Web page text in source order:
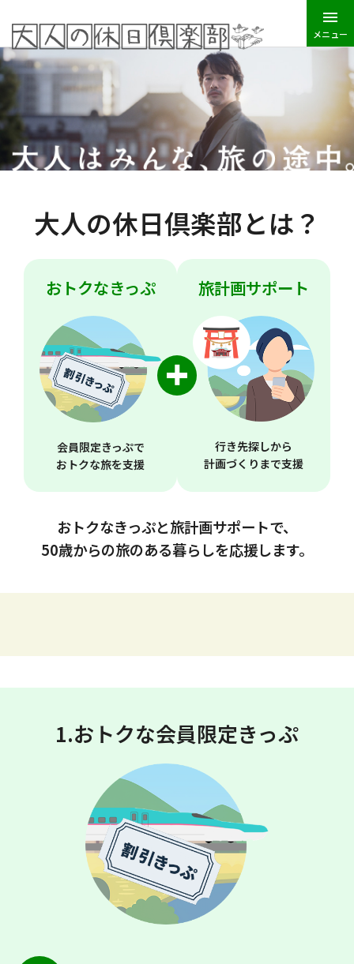
メニュー
JR東日本トップ 大人の休日倶楽部
大人の休日倶楽部とは？
おトクなきっぷ
会員限定きっぷで
おトクな旅を支援
旅計画サポート
行き先探しから
計画づくりまで支援
おトクなきっぷと旅計画サポートで、
50歳からの旅のある暮らしを応援します。
1.おトクな会員限定きっぷ